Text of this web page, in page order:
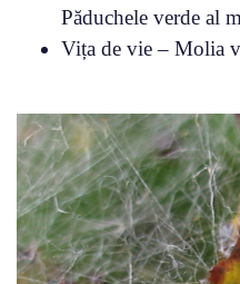
Păduchele verde al
Vița de vie – Molia